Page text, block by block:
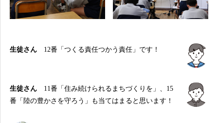
生徒さん 12番「つくる責任つかう責任」です！
生徒さん 11番「住み続けられるまちづくりを」、15
番「陸の豊かさを守ろう」も当てはまると思います！